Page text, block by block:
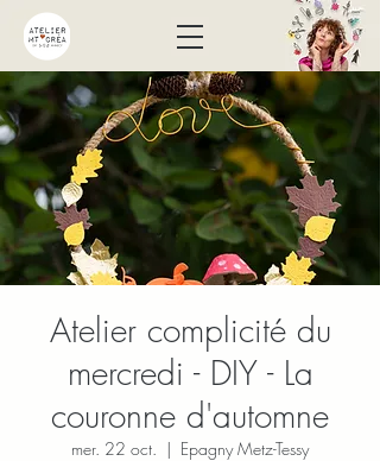
Atelier complicité du
mercredi - DIY - La
couronne d'automne
mer. 22 oct.
  |
Epagny Metz-Tessy